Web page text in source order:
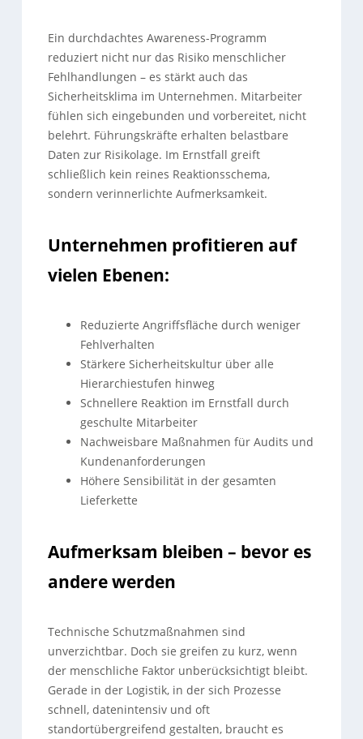
Ein durchdachtes Awareness-Programm
reduziert nicht nur das Risiko menschlicher
Fehlhandlungen – es stärkt auch das
Sicherheitsklima im Unternehmen. Mitarbeiter
fühlen sich eingebunden und vorbereitet, nicht
belehrt. Führungskräfte erhalten belastbare
Daten zur Risikolage. Im Ernstfall greift
schließlich kein reines Reaktionsschema,
sondern verinnerlichte Aufmerksamkeit.
Unternehmen profitieren auf
vielen Ebenen:
Reduzierte Angriffsfläche durch weniger
Fehlverhalten
Stärkere Sicherheitskultur über alle
Hierarchiestufen hinweg
Schnellere Reaktion im Ernstfall durch
geschulte Mitarbeiter
Nachweisbare Maßnahmen für Audits und
Kundenanforderungen
Höhere Sensibilität in der gesamten
Lieferkette
Aufmerksam bleiben – bevor es
andere werden
Technische Schutzmaßnahmen sind
unverzichtbar. Doch sie greifen zu kurz, wenn
der menschliche Faktor unberücksichtigt bleibt.
Gerade in der Logistik, in der sich Prozesse
schnell, datenintensiv und oft
standortübergreifend gestalten, braucht es